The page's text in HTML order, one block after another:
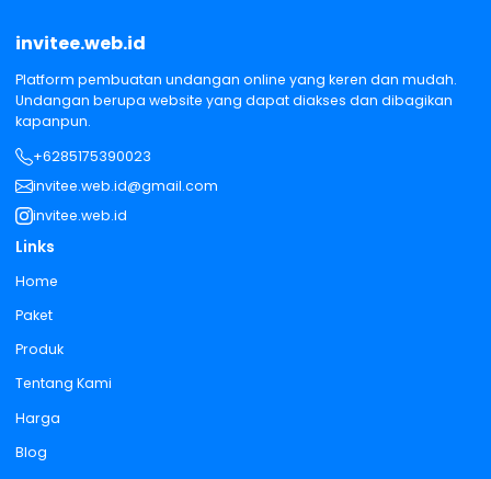
invitee.web.id
Platform pembuatan undangan online yang keren dan mudah.
Undangan berupa website yang dapat diakses dan dibagikan
kapanpun.
+6285175390023
invitee.web.id@gmail.com
invitee.web.id
Links
Home
Paket
Produk
Tentang Kami
Harga
Blog